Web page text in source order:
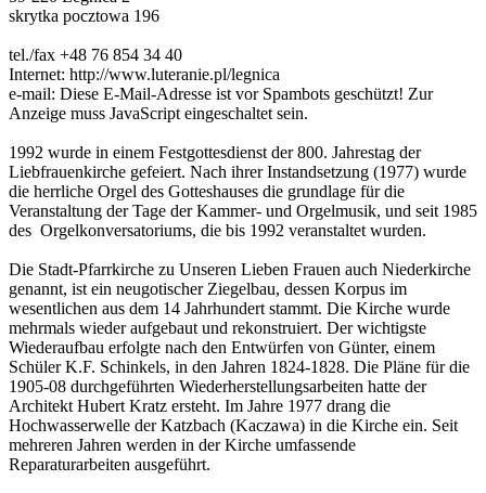
skrytka pocztowa 196
tel./fax +48 76 854 34 40
Internet: http://www.luteranie.pl/legnica
e-mail: Diese E-Mail-Adresse ist vor Spambots geschützt! Zur
Anzeige muss JavaScript eingeschaltet sein.
1992 wurde in einem Festgottesdienst der 800. Jahrestag der
Liebfrauenkirche gefeiert. Nach ihrer Instandsetzung (1977) wurde
die herrliche Orgel des Gotteshauses die grundlage für die
Veranstaltung der Tage der Kammer- und Orgelmusik, und seit 1985
des Orgelkonversatoriums, die bis 1992 veranstaltet wurden.
Die Stadt-Pfarrkirche zu Unseren Lieben Frauen auch Niederkirche
genannt, ist ein neugotischer Ziegelbau, dessen Korpus im
wesentlichen aus dem 14 Jahrhundert stammt. Die Kirche wurde
mehrmals wieder aufgebaut und rekonstruiert. Der wichtigste
Wiederaufbau erfolgte nach den Entwürfen von Günter, einem
Schüler K.F. Schinkels, in den Jahren 1824-1828. Die Pläne für die
1905-08 durchgeführten Wiederherstellungsarbeiten hatte der
Architekt Hubert Kratz ersteht. Im Jahre 1977 drang die
Hochwasserwelle der Katzbach (Kaczawa) in die Kirche ein. Seit
mehreren Jahren werden in der Kirche umfassende
Reparaturarbeiten ausgeführt.